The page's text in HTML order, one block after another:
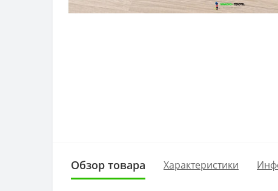
Обзор товара Характеристики